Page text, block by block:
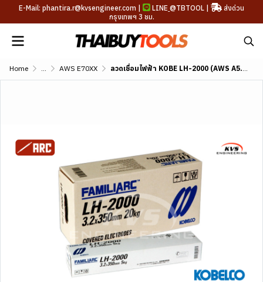
E-Mail: phantira.r@kvsengineer.com | LINE @TBTOOL |
ส่งด่วน
กรุงเทพฯ 3 ชม.
Home ... AWS E70XX ลวดเชื่อมไฟฟ้า KOBE LH-2000 (AWS A5.1 E7016)